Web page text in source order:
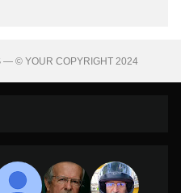
para permanecer en la
— © YOUR COPYRIGHT 2024